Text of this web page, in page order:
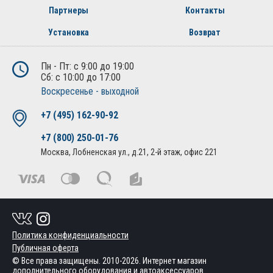
Партнеры Контакты
Установка Возврат
Пн - Пт: с 9:00 до 19:00
Сб: с 10:00 до 17:00
Воскресенье - выходной
+7 (495) 162-90-92
+7 (800) 250-01-76
Москва, Лобненская ул., д.21, 2-й этаж, офис 221
Политика конфиденциальности
Публичная оферта
© Все права защищены. 2010-2026. Интернет магазин
дополнительного оборудования и автоаксессуаров.